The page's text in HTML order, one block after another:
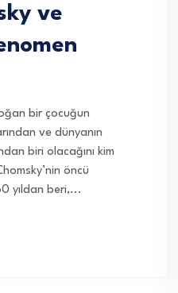
ve
bir çocuğun
ve dünyanın
biri olacağını kim
öncü
yıldan beri,...